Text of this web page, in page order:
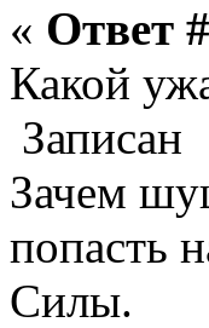
« Ответ
Какой
Записан
Зачем
попасть
Силы.